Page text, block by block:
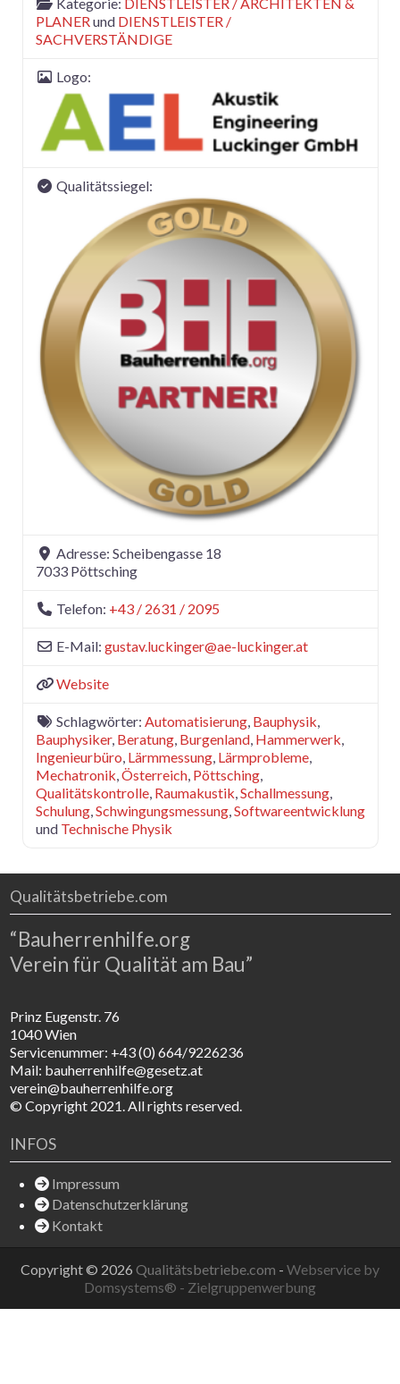
PLANERund DIENSTLEISTER /
SACHVERSTÄNDIGE
Logo:
Qualitätssiegel:
Adresse: Scheibengasse 18
7033 Pöttsching
Telefon: +43 / 2631 / 2095
E-Mail: gustav.luckinger@ae-luckinger.at
Website
Schlagwörter: Automatisierung, Bauphysik,
Bauphysiker, Beratung, Burgenland, Hammerwerk,
Ingenieurbüro, Lärmmessung, Lärmprobleme,
Mechatronik,Österreich, Pöttsching,
Qualitätskontrolle, Raumakustik,Schallmessung,
Schulung,Schwingungsmessung,Softwareentwicklung
und Technische Physik
Qualitätsbetriebe.com
“Bauherrenhilfe.org
Verein für Qualität am Bau”
Prinz Eugenstr. 76
1040 Wien
Servicenummer: +43 (0) 664/9226236
Mail: bauherrenhilfe@gesetz.at
verein@bauherrenhilfe.org
© Copyright 2021. All rights reserved.
INFOS
Impressum
Datenschutzerklärung
Kontakt
Copyright © 2026 Qualitätsbetriebe.com - Webservice by
Domsystems® - Zielgruppenwerbung